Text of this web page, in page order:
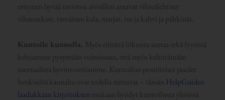
erityisen hyvää ravintoa aivoillesi antavat vihreälehtiset
vihannekset, rasvainen kala, marjat, tee ja kahvi ja pähkinät.
Kuntoile kunnolla. Myös riittävä liikunta auttaa sekä fyysistä
kehoamme pysymään voimissaan, että myös kehittämään
mentaalista hyvinvointiamme. Kuntoilun positiiviset puolet
henkiseltä kannalta ovat todella mittavat – tämän HelpGuiden
laadukkaan kirjoituksen mukaan hyödyt kuntoilusta yleisissä